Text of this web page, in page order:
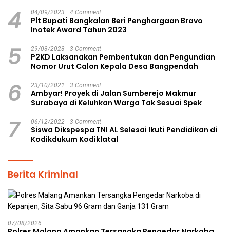
4 04/09/2023 4 Comment
Plt Bupati Bangkalan Beri Penghargaan Bravo
Inotek Award Tahun 2023
5 29/03/2023 3 Comment
P2KD Laksanakan Pembentukan dan Pengundian
Nomor Urut Calon Kepala Desa Bangpendah
6 23/10/2021 3 Comment
Ambyar! Proyek di Jalan Sumberejo Makmur
Surabaya di Keluhkan Warga Tak Sesuai Spek
7 06/12/2022 3 Comment
Siswa Dikspespa TNI AL Selesai Ikuti Pendidikan di
Kodikdukum Kodiklatal
Berita Kriminal
07/08/2026